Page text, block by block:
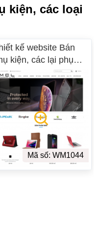
kiện, các loại
kế website Bán
kiện, các lại phụ
WM 02
Mã số: WM1044